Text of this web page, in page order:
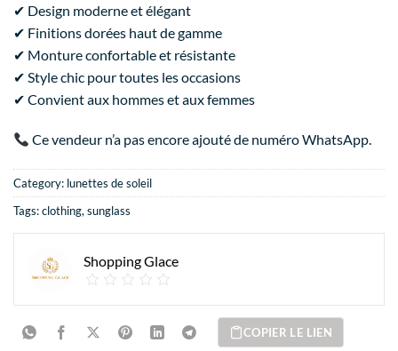
✔ Design moderne et élégant
✔ Finitions dorées haut de gamme
✔ Monture confortable et résistante
✔ Style chic pour toutes les occasions
✔ Convient aux hommes et aux femmes
Ce vendeur n’a pas encore ajouté de numéro WhatsApp.
Category: lunettes de soleil
Tags:clothing,sunglass
Shopping Glace
COPIER LE LIEN